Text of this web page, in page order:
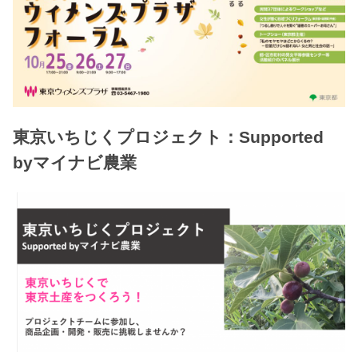
東京いちじくプロジェクト：Supported
byマイナビ農業